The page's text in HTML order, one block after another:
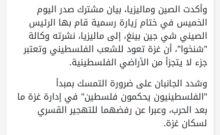
وأكدت الصين وماليزيا، بيان مشترك صدر اليوم
الخميس في ختام زيارة رسمية قام بها الرئيس
الصيني شي جين بينغ، إلى ماليزيا، نشرته وكالة
"شنخوا"، أن غزة تعود للشعب الفلسطيني وتعتبر
جزء لا يتجزأ من الأراضي الفلسطينية.
وشدد الجانبان على ضرورة التمسك بمبدأ
"الفلسطينيون يحكمون فلسطين" في إدارة غزة ما
بعد الحرب، وعبرا عن رفضهما للتهجير القسري
لسكان غزة.